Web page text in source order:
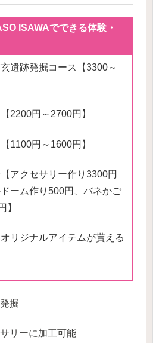
ISAWAでできる体験・
遺跡発掘コース【3300～
2200円～2700円】
1100円～1600円】
アクセサリー作り3300円
ーム作り500円、バネかご
】
リジナルアイテムが貰える
掘
リーに加工可能